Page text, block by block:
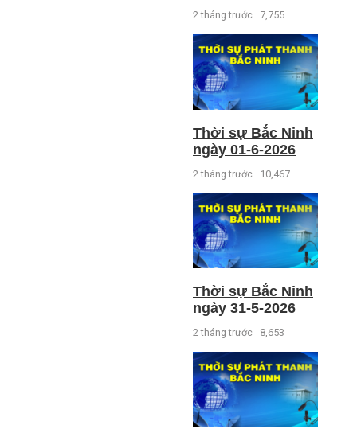
2 tháng trước 7,755
Thời sự Bắc Ninh
ngày 01-6-2026
2 tháng trước 10,467
Thời sự Bắc Ninh
ngày 31-5-2026
2 tháng trước 8,653